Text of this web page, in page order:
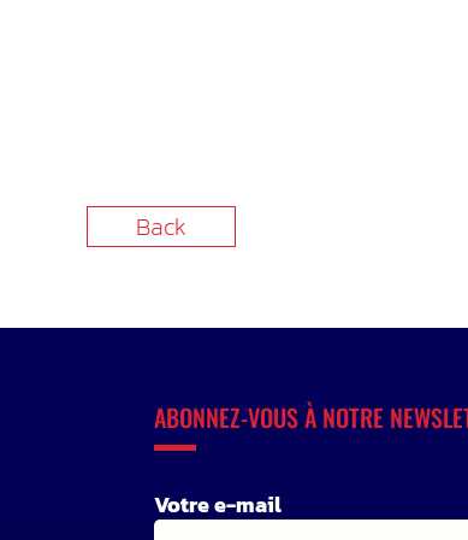
Back
ABONNEZ-VOUS À NOTRE
Votre e-mail